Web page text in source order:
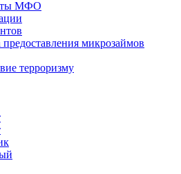
МФО
микрозаймов
терроризму